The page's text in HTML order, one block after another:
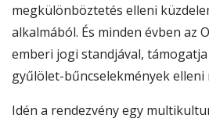
megkülönböztetés elleni
alkalmából. És minden évben az
emberi jogi standjával,
gyűlölet-bűncselekmények elleni
Idén a rendezvény egy